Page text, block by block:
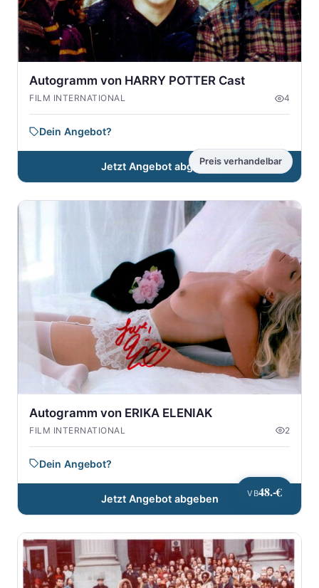
Preis verhandelbar
Autogramm von HARRY POTTER Cast
FILM INTERNATIONAL 4
Dein Angebot?
Jetzt Angebot abgeben
VB48.-€
Autogramm von ERIKA ELENIAK
FILM INTERNATIONAL 2
Dein Angebot?
Jetzt Angebot abgeben